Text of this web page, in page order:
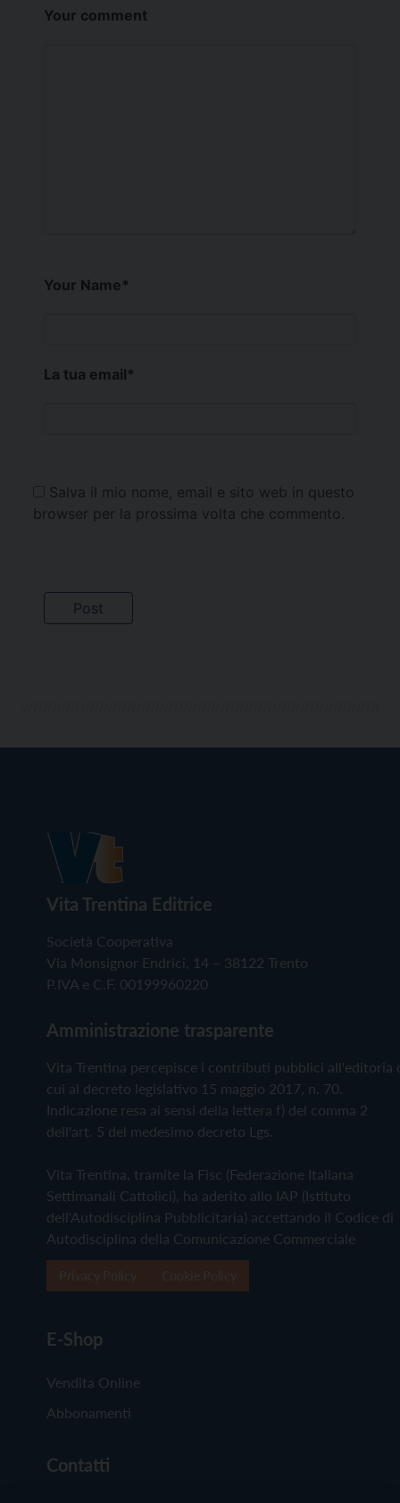
Your comment
Your Name*
La tua email*
Salva il mio nome, email e sito web in questo
browser per la prossima volta che commento.
Vita Trentina Editrice
Società Cooperativa
Via Monsignor Endrici, 14 – 38122 Trento
P.IVA e C.F. 00199960220
Amministrazione trasparente
Vita Trentina percepisce i contributi pubblici all'editoria
cui al decreto legislativo 15 maggio 2017, n. 70.
Indicazione resa ai sensi della lettera f) del comma 2
dell'art. 5 del medesimo decreto Lgs.
Vita Trentina, tramite la Fisc (Federazione Italiana
Settimanali Cattolici), ha aderito allo IAP (Istituto
dell'Autodisciplina Pubblicitaria) accettando il Codice di
Autodisciplina della Comunicazione Commerciale
E-Shop
Vendita Online
Abbonamenti
Contatti